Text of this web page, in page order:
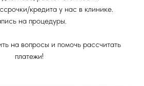
кредита у нас в клинике.
на процедуры.
на вопросы и помочь рассчитать
платежи!